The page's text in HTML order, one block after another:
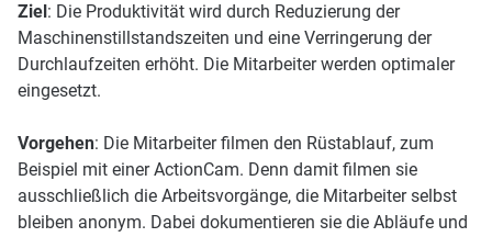
Ziel: Die Produktivität wird durch Reduzierung der
Maschinenstillstandszeiten und eine Verringerung der
Durchlaufzeiten erhöht. Die Mitarbeiter werden optimaler
eingesetzt.
Vorgehen: Die Mitarbeiter filmen den Rüstablauf, zum
Beispiel mit einer ActionCam. Denn damit filmen sie
ausschließlich die Arbeitsvorgänge, die Mitarbeiter selbst
bleiben anonym. Dabei dokumentieren sie die Abläufe und